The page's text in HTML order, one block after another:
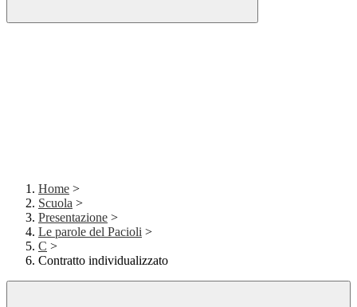
Home >
Scuola >
Presentazione >
Le parole del Pacioli >
C >
Contratto individualizzato